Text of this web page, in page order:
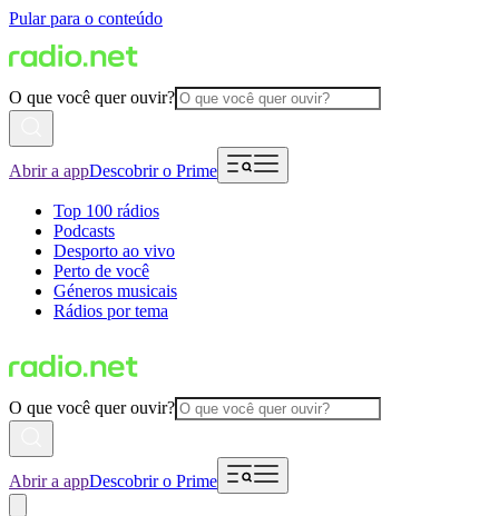
Pular para o conteúdo
O que você quer ouvir?
Abrir a appDescobrir o Prime
Top 100 rádios
Podcasts
Desporto ao vivo
Perto de você
Géneros musicais
Rádios por tema
O que você quer ouvir?
Abrir a appDescobrir o Prime